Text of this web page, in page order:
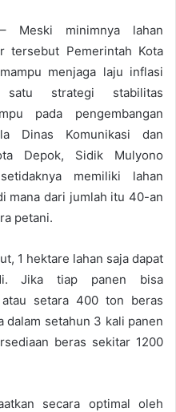
Meski minimnya lahan
tersebut Pemerintah Kota
menjaga laju inflasi
strategi stabilitas
pada pengembangan
Dinas Komunikasi dan
Depok, Sidik Mulyono
memiliki lahan
mana dari jumlah itu 40-an
petani.
1 hektare lahan saja dapat
Jika tiap panen bisa
setara 400 ton beras
dalam setahun 3 kali panen
beras sekitar 1200
secara optimal oleh